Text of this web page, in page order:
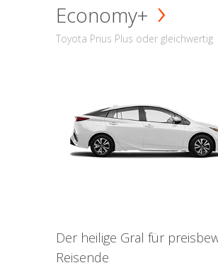
Economy+
Toyota Prius Plus oder gleichwertig
Der heilige Gral für
Reisende